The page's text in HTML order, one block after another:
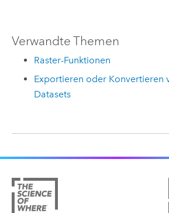
Verwandte Themen
Raster-Funktionen
Exportieren oder Konvertieren
Datasets